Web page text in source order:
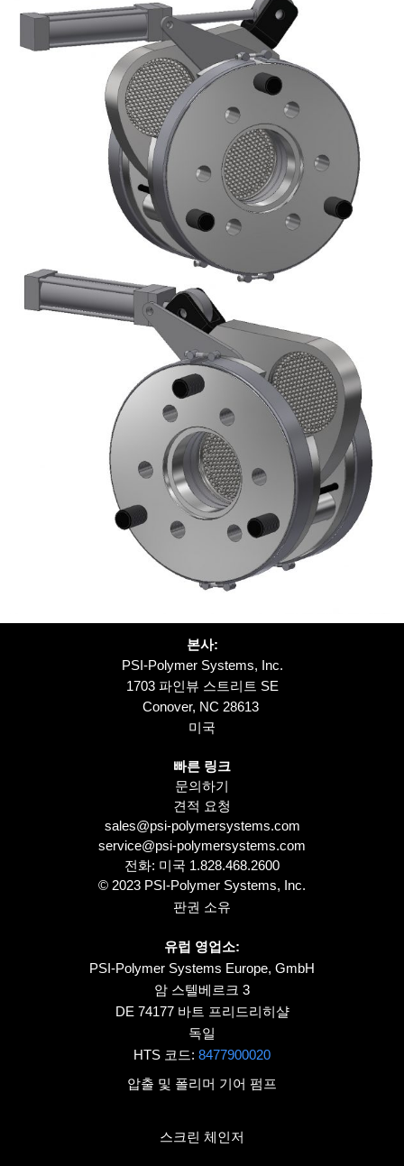
본사:
PSI-Polymer Systems, Inc.
1703 파인뷰 스트리트 SE
Conover, NC 28613
미국
빠른 링크
문의하기
견적 요청
sales@psi-polymersystems.com
service@psi-polymersystems.com
전화: 미국 1.828.468.2600
© 2023 PSI-Polymer Systems, Inc.
판권 소유
유럽 영업소:
PSI-Polymer Systems Europe, GmbH
암 스텔베르크 3
DE 74177 바트 프리드리히샬
독일
HTS 코드: 8477900020
압출 및 폴리머 기어 펌프
스크린 체인저